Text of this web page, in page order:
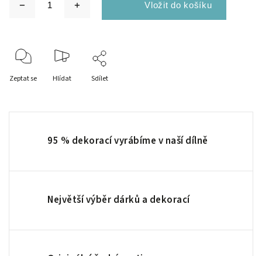
Zeptat se Hlídat Sdílet
95 % dekorací vyrábíme v naší dílně
Největší výběr dárků a dekorací